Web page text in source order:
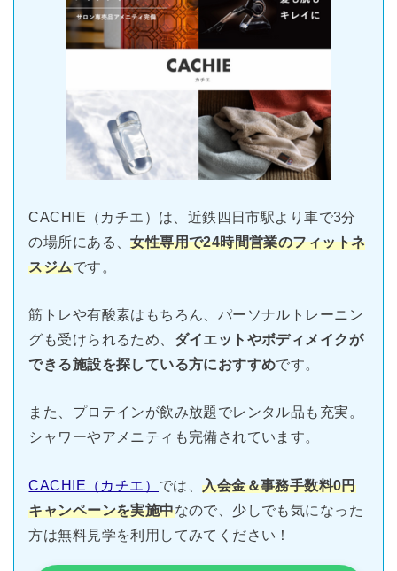
CACHIE（カチエ）は、近鉄四日市駅より車で3分
の場所にある、女性専用で24時間営業のフィットネ
スジムです。
筋トレや有酸素はもちろん、パーソナルトレーニン
グも受けられるため、 ダイエットやボディメイクが
できる施設を探している方におすすめです。
また、プロテインが飲み放題でレンタル品も充実。
シャワーやアメニティも完備されています。
CACHIE（カチエ） では、入会金＆事務手数料0円
キャンペーンを実施中なので、少しでも気になった
方は無料見学を利用してみてください！